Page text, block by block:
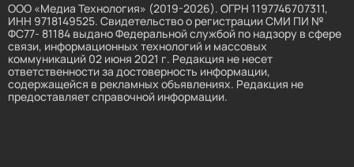
ООО «Медиа Технология» (2019-2026). ОГРН 1197746707311,
ИНН 9718149525. Свидетельство о регистрации СМИ ПИ №
ФС77- 81184 выдано Федеральной службой по надзору в сфере
связи, информационных технологий и массовых
коммуникаций 02 июня 2021 г. Редакция не несет
ответственности за достоверность информации,
содержащейся в рекламных объявлениях. Редакция не
предоставляет справочной информации.